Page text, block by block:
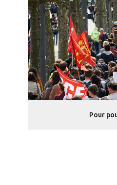
Pour